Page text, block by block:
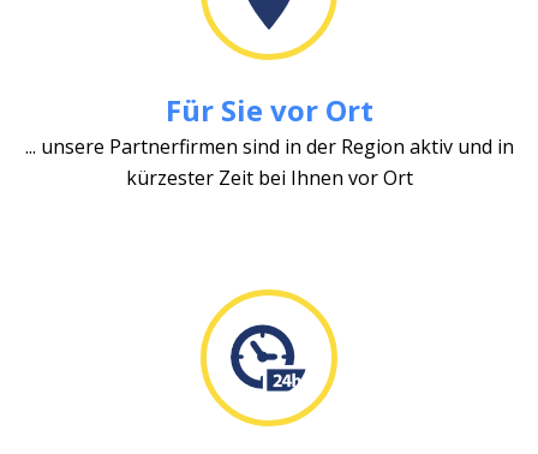
Für Sie vor Ort
... unsere Partnerfirmen sind in der Region aktiv und in
kürzester Zeit bei Ihnen vor Ort